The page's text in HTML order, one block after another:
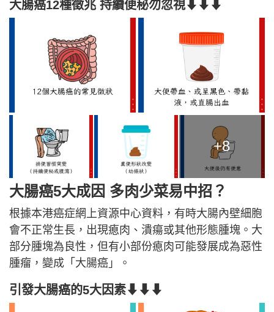
大腸癌12種徵兆 持續便秘勿忽視⬇⬇⬇
+8
大腸癌5大成因 多肉少菜易中招？
根據本港癌症網上資源中心資料，有時大腸內壁細胞
會不正常生長，出現瘜肉、潰瘍或其他形態腫塊。大
部分腫塊為良性，但有小部份瘜肉可能發展成為惡性
腫瘤，變成「大腸癌」。
引發大腸癌的5大因素⬇⬇⬇